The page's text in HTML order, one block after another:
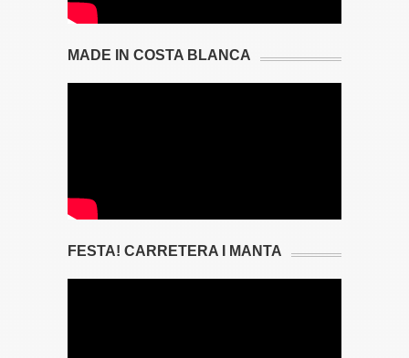
MADE IN COSTA BLANCA
FESTA! CARRETERA I MANTA